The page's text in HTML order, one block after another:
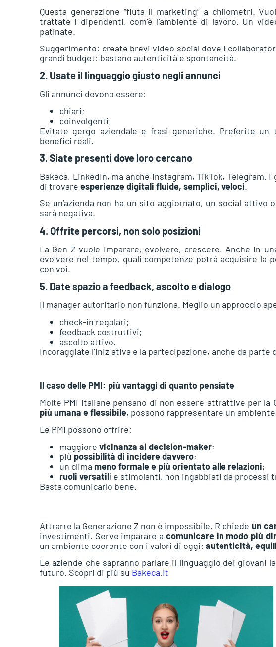
Questa generazione “fiuta il marketing” a chilometri.
trattate i dipendenti, com’è l’ambiente di lavoro. Un
patinate.
Suggerimento: create brevi video social dove i
grandi budget: bastano autenticità e spontaneità.
2. Usate il linguaggio giusto negli annunci
Gli annunci devono essere:
chiari;
coinvolgenti;
Evitate gergo aziendale e frasi generiche. Preferite
benefici reali.
3. Siate presenti dove loro cercano
Bakeca, LinkedIn, ma anche Instagram, TikTok, Telegram.
di trovare esperienze digitali fluide, semplici, veloci.
Se un’azienda non ha un sito aggiornato, un social
sarà negativa.
4. Offrite percorsi, non solo posizioni
La Gen Z vuole imparare, evolvere, crescere. Anche in
evolvere nel tempo, quali competenze potrà acquisire la
con voi.
5. Date spazio a feedback, ascolto e dialogo
Il manager autoritario non funziona. Meglio un approccio
check-in regolari;
feedback costruttivi;
ascolto attivo.
Incoraggiate l’iniziativa e la partecipazione, anche da parte
Il caso delle PMI: più vantaggi di quanto pensiate
Molte PMI italiane pensano di non essere attrattive per la
più umana e flessibile, possono rappresentare un
Le PMI possono offrire:
maggiore vicinanza ai decision-maker;
più possibilità di incidere davvero;
un clima meno formale e più orientato alle relazioni;
ruoli versatili e stimolanti, non ingabbiati da processi
Basta comunicarlo bene.
Attrarre la Generazione Z non è impossibile. Richiede un
investimenti. Serve imparare a comunicare in modo più
un ambiente coerente con i valori di oggi: autenticità,
Le aziende che sapranno parlare il linguaggio dei giovani
futuro. Scopri di più su Bakeca.it